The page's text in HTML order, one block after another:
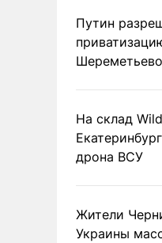
Путин
Шереметьево
На склад
дрона ВСУ
Жители
Украины